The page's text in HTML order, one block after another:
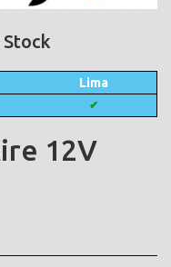
Stock
Lima
✔
12V